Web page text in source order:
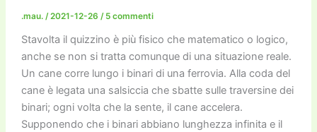
k
.mau. /2021-12-26 / 5 commenti
Stavolta il quizzino è più fisico che matematico o logico,
anche se non si tratta comunque di una situazione reale.
Un cane corre lungo i binari di una ferrovia. Alla coda del
cane è legata una salsiccia che sbatte sulle traversine dei
binari; ogni volta che la sente, il cane accelera.
Supponendo che i binari abbiano lunghezza infinita e il